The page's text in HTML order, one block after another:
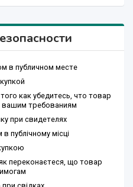
в публичном месте
как убедитесь, что товар
вашим требованиям
при свидетелях
публічному місці
переконаєтеся, що товар